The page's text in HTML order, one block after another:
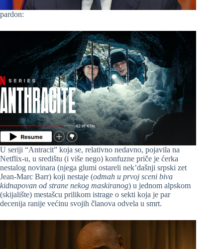
pardon:
U seriji “Antracit” koja se, relativno nedavno, pojavila na
Netflix-u, u središtu (i više nego) konfuzne priče je ćerka
nestalog novinara (njega glumi ostareli nek’dašnji srpski zet
Jean-Marc Barr) koji nestaje (odmah u prvoj sceni biva
kidnapovan od strane nekog maskiranog) u jednom alpskom
(skijalište) mestašcu prilikom istrage o sekti koja je par
decenija ranije većinu svojih članova odvela u smrt.